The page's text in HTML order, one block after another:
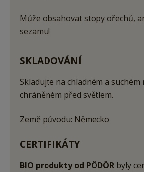
Může obsahovat stopy ořechů,
sezamu!
SKLADOVÁNÍ
Skladujte na chladném a suchém
chráněném před světlem.
Země původu: Německo
CERTIFIKÁTY
BIO produkty od PÖDÖR byly